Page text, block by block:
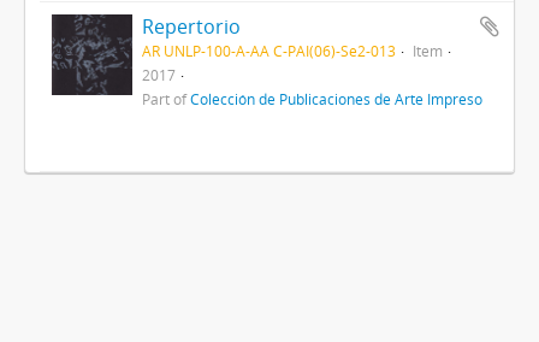
Repertorio
AR UNLP-100-A-AA C-PAI(06)-Se2-013
Item
2017
Part ofColección de Publicaciones de Arte Impreso